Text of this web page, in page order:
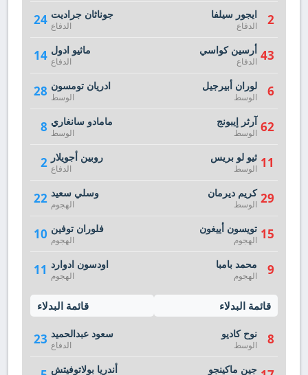
24 جوناثان جراديت
الدفاع
14 ماثيو ادول
الدفاع
28 ادريان تومسون
الوسط
8 مامادو سانغاري
الوسط
2 روبين أجويلار
الدفاع
22 وسلي سعيد
الهجوم
10 فلوران توفين
الهجوم
11 اودسون ادوارد
الهجوم
قائمة البدلاء
23 سعود عبدالحميد
الدفاع
أندريا بولاتوفيتش
2 ايجور سيلفا
الدفاع
43 أرسين كواسي
الدفاع
6 لوران أبيرجيل
الوسط
62 آرثر إيبونج
الوسط
11 ثيو لو بريس
الوسط
29 كريم ديرمان
الوسط
15 تويسون أييغون
الهجوم
9 محمد بامبا
الهجوم
قائمة البدلاء
8 نوح كاديو
الوسط
جين ماكينجو